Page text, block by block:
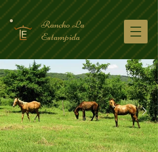
Rancho La
Estampida